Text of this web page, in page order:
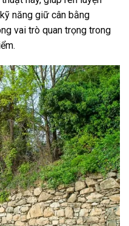
năng giữ cân bằng
vai trò quan trọng trong